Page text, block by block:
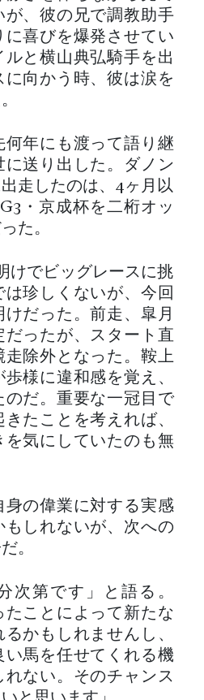
が、彼の兄で調教助手
に喜びを爆発させてい
と横山典弘騎手を出
向かう時、彼は涙を
何年にも渡って語り継
に送り出した。ダノン
走したのは、4ヶ月以
・京成杯を二桁オッ
た。
けでビッグレースに挑
珍しくないが、今回
だった。前走、皐月
ったが、スタート直
走除外となった。鞍上
様に違和感を覚え、
のだ。重要な一冠目で
たことを考えれば、
を気にしていたのも無
身の偉業に対する実感
もしれないが、次への
。
次第です」と語る。
たことによって新たな
かもしれませんし、
い馬を任せてくれる機
ない。そのチャンス